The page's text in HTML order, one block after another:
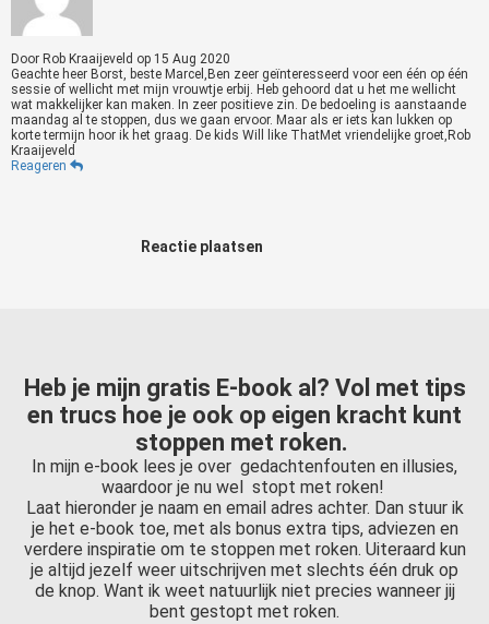
Door Rob Kraaijeveld op 15 Aug 2020
Geachte heer Borst, beste Marcel,Ben zeer geïnteresseerd voor een één op één
sessie of wellicht met mijn vrouwtje erbij. Heb gehoord dat u het me wellicht
wat makkelijker kan maken. In zeer positieve zin. De bedoeling is aanstaande
maandag al te stoppen, dus we gaan ervoor. Maar als er iets kan lukken op
korte termijn hoor ik het graag. De kids Will like ThatMet vriendelijke groet,Rob
Kraaijeveld
Reageren
Reactie plaatsen
Heb je mijn gratis E-book al? Vol met tips
en trucs hoe je ook op eigen kracht kunt
stoppen met roken.
In mijn e-book lees je over gedachtenfouten en illusies,
waardoor je nu wel stopt met roken!
Laat hieronder je naam en email adres achter. Dan stuur ik
je het e-book toe, met als bonus extra tips, adviezen en
verdere inspiratie om te stoppen met roken. Uiteraard kun
je altijd jezelf weer uitschrijven met slechts één druk op
de knop. Want ik weet natuurlijk niet precies wanneer jij
bent gestopt met roken.